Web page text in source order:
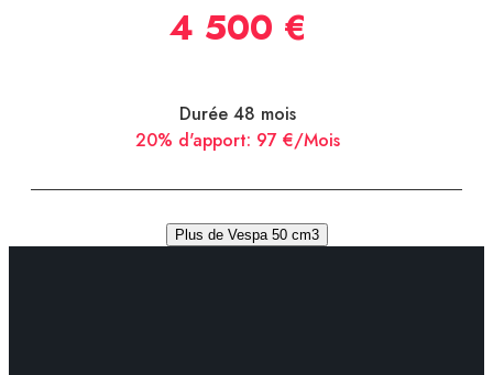
4 500 €
Durée 48 mois
20% d'apport: 97 €/Mois
Plus de Vespa 50 cm3